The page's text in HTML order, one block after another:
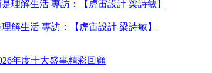
解生活 專訪：【虎宙設計 梁詩敏】